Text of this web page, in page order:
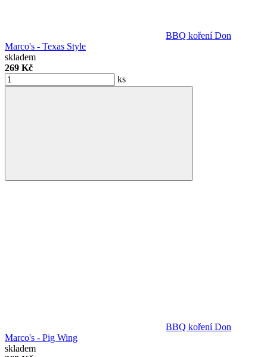
BBQ koření Don
Marco's - Texas Style
skladem
269 Kč
ks
BBQ koření Don
Marco's - Pig Wing
skladem